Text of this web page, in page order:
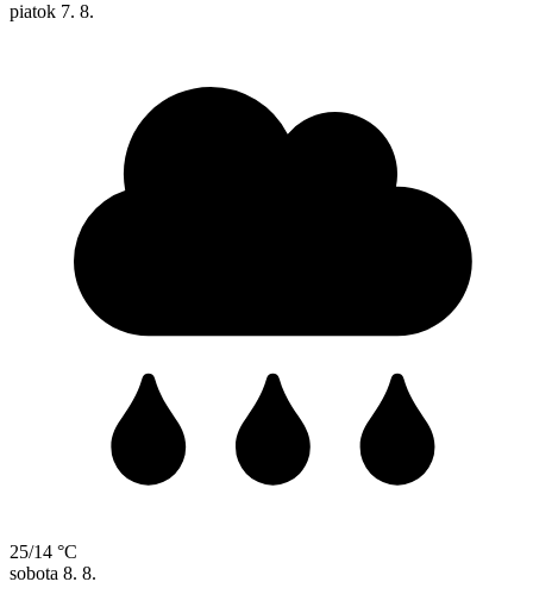
piatok 7. 8.
25/14 °C
sobota 8. 8.